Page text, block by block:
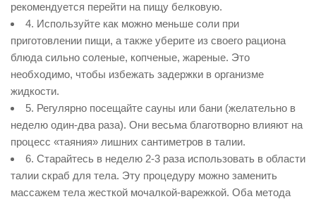
рекомендуется перейти на пищу белковую.
4. Используйте как можно меньше соли при
приготовлении пищи, а также уберите из своего рациона
блюда сильно соленые, копченые, жареные. Это
необходимо, чтобы избежать задержки в организме
жидкости.
5. Регулярно посещайте сауны или бани (желательно в
неделю один-два раза). Они весьма благотворно влияют на
процесс «таяния» лишних сантиметров в талии.
6. Старайтесь в неделю 2-3 раза использовать в области
талии скраб для тела. Эту процедуру можно заменить
массажем тела жесткой мочалкой-варежкой. Оба метода